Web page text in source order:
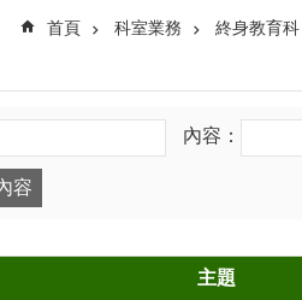
首頁 科室業務 終身教育科
內容：
主題